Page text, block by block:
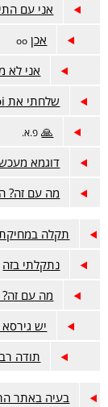
אני עם
אכן oo
אני לא
שלחתי את pi לבדוק
🙏 פ.א.
דוגמא
מה עם זה?
תקלה
נתקלתי בזה
מה עם
יש
תודה
בעיה באתר